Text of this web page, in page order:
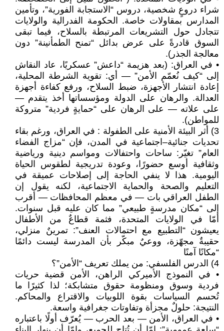
شراء دروعٍ شخصية، دروس “الاستجابة الفورية”، وتأمين
المدارس بمقاولات خاصة. الحكومة الفدرالية والولايات
تتجادل حول التشريعات المرتبطة بالسلاح، فيما تبقى
السوق قادرةً على عرض بدائل “تمنح الطمأنينة” دون
معالجة الجذر).
• في العراق: (بعد هزيمة “داعش” عسكريًا، عاد النقاش
إلى “كيف نُعمّم الأمن” — أي: تقوية الشرطة المحلية،
إعادة انتشار الأجهزة، ضبط السلاح، ورفع كفاءة أجهزة
العدالة. والرهان على الدولة ومؤسساتها أخذ يتقدم —
على علاته — على الرهان على “حمايةٍ فردية” متروكة
للمواطن).
3) أثر البيئة الأمنية على الطفولة : في العراق، ورغم بقاء
تحديات جنائية–اجتماعية في المدن، فإن “مزاج الفضاء
العام” تغيّر: ساحات واحتفالات ومواسم دينية ورياضية
وثقافية أوسع حضورًا، وعودة تدريجية لطقوس الحياة
اليومية. هذا لا ينفي الحاجة إلى إصلاحات عميقة في
التعليم والصحة والحماية الاجتماعية، لكنه يقول إن
الطفل العراقي بات — في معظم المحافظات — أقرب
إلى “مكان مدرسةٍ طبيعي” مما كان عليه قبل سنوات.
أمّا في الولايات المتحدة، فثمة قطاعٌ من الأطفال
يعيشون “التطبيع مع احتمالات العنف”: تمرينٌ منزلي،
حقيبةٌ مجهّزة، ووعيٌ مبكّر بأن المدرسة ليست دائمًا
“مكانًا آمنًا
4) الدرس الفلسفي: من يملك تعريف “الأمن”؟
• في النموذج الأميركي الراهن، الأمن قضية حريات
فردية وسوق ومنظومة حقوق متشابكة؛ لذا كثيرًا ما
تُحسم السياسات بقوة اللوبيات والاقتراع والمحاكم.
النتيجة: حلولٌ مجزأة وتفاوتات جغرافية واسعة.
• في العراق، الأمن — بعد الحرب — يُعرّف أولًا باعتباره